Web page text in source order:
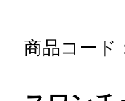
商品コード